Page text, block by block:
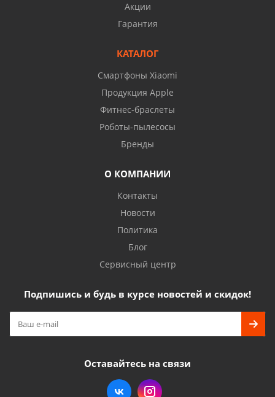
Акции
Гарантия
КАТАЛОГ
Смартфоны Xiaomi
Продукция Apple
Фитнес-браслеты
Роботы-пылесосы
Бренды
О КОМПАНИИ
Контакты
Новости
Политика
Блог
Сервисный центр
Подпишись и будь в курсе новостей и скидок!
Оставайтесь на связи